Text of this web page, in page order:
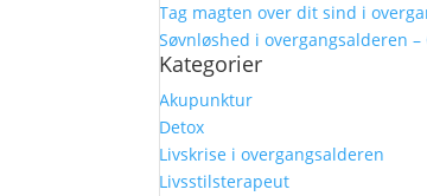
Tag magten over dit sind i
Søvnløshed i overgangsalderen
Kategorier
Akupunktur
Detox
Livskrise i overgangsalderen
Livsstilsterapeut